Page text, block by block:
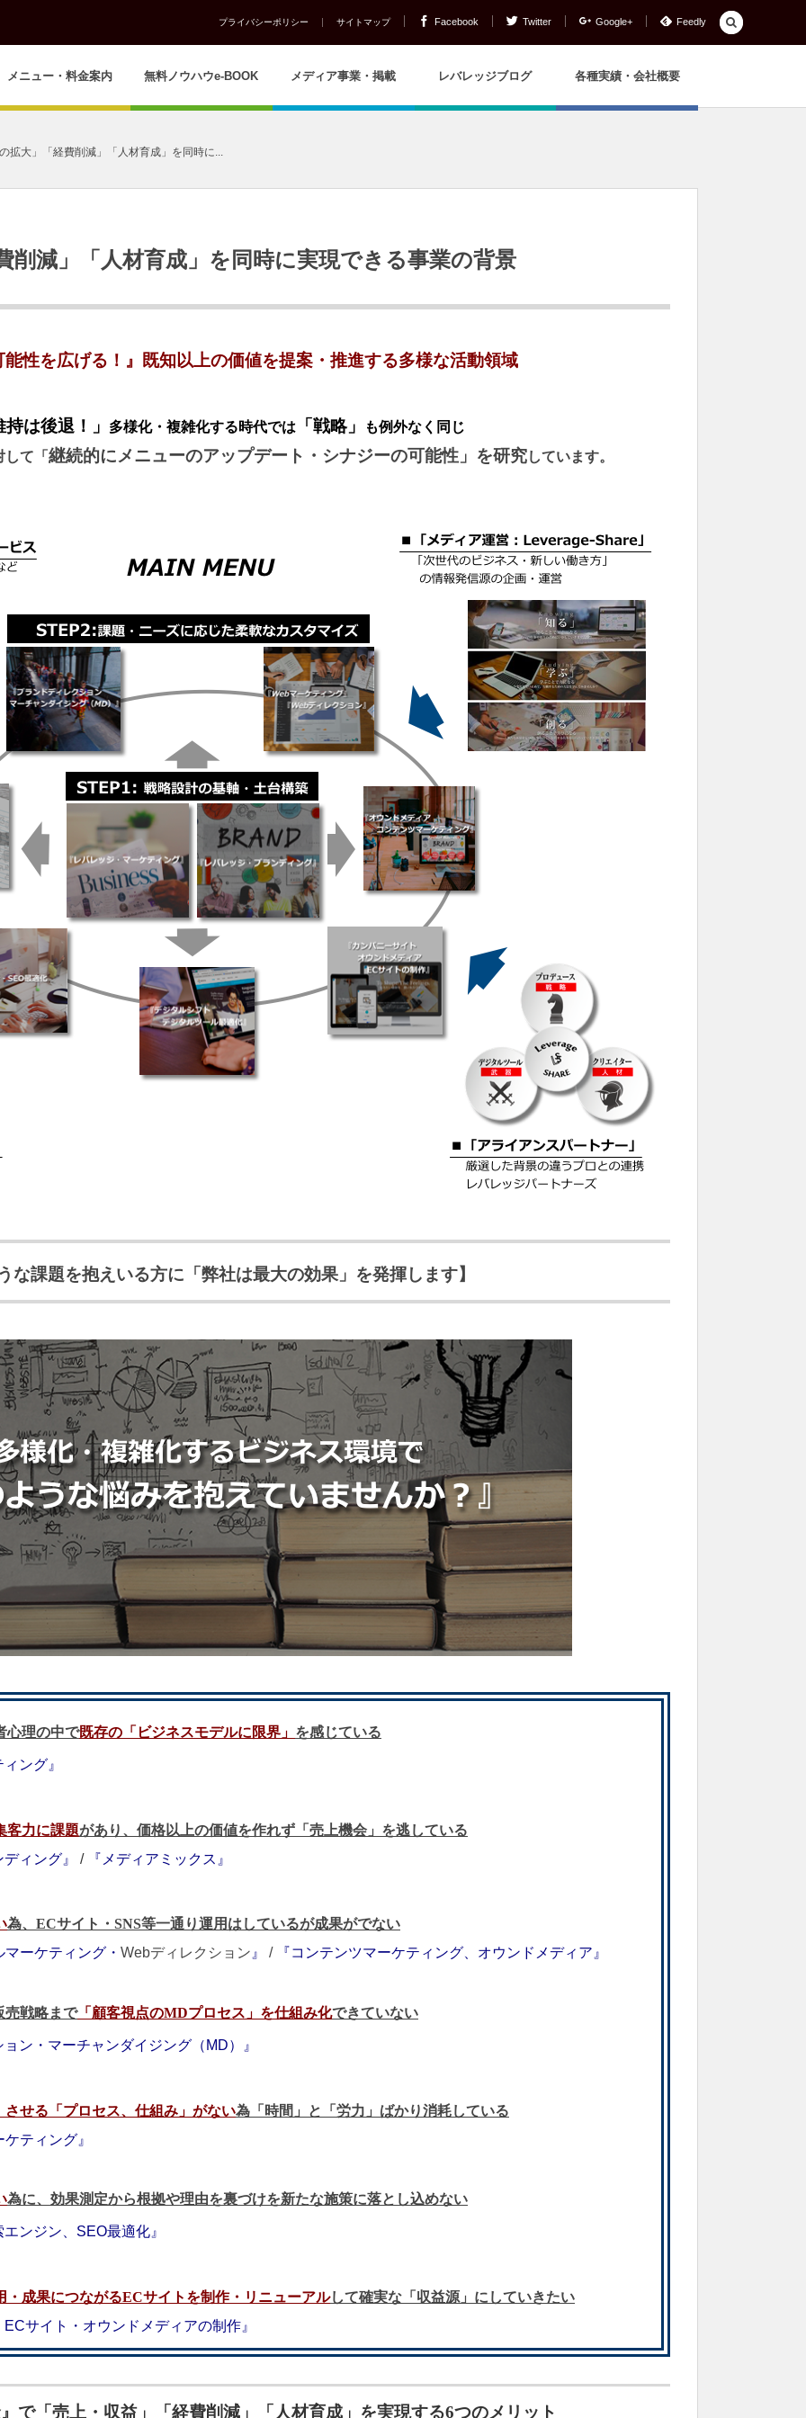
プライバシーポリシー サイトマップ Facebook Twitter Google+ Feedly
メニュー・料金案内 無料ノウハウe-BOOK メディア事業・掲載 レバレッジブログ 各種実績・会社概要
拡大」「経費削減」「人材育成」を同時に...
削減」「人材育成」を同時に実現できる事業の背景
性を広げる！』既知以上の価値を提案・推進する多様な活動領域
は後退！」 多様化・複雑化する時代では 「戦略」
も例外なく同じ
て「 継続的にメニューのアップデート・シナジーの可能性」を研究しています。
な課題を抱えいる方に「弊社は最大の効果」を発揮します】
心理の中で既存の「ビジネスモデルに限界」 を感じている
ング』
客力に課題があり、価格以上の価値を作れず「売上機会」を逃している
ィング』 / 『メディアミックス』
為、ECサイト・SNS等一通り運用はしているが成果がでない
ーケティング・ Webディレクション 』 / 『コンテンツマーケティング、オウンドメディア』
売戦略まで「顧客視点のMDプロセス」を仕組み化できていない
ン・マーチャンダイジング（MD）』
せる「プロセス、仕組み」がない為「時間」と「労力」ばかり消耗している
ティング』
為に、効果測定から根拠や理由を裏づけを新たな施策に落とし込めない
ンジン、SEO最適化』
成果につながるECサイトを制作・リニューアルして確実な「収益源」にしていきたい
サイト・オウンドメディアの制作』
で「売上・収益」「経費削減」「人材育成」を実現する6つのメリット